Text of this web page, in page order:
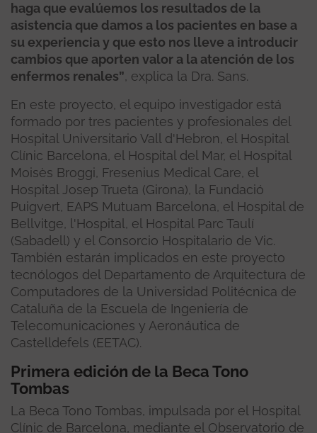
haga que evalúemos los resultados de la
asistencia que damos a los pacientes en base a
su experiencia y que esto nos lleve a introducir
cambios que aporten valor a la atención de los
enfermos renales”, explica la Dra. Sans.
En este proyecto, el equipo investigador está
formado por tres pacientes y profesionales del
Hospital Universitario Vall d'Hebron, el Hospital
Clínic Barcelona, ​​el Hospital del Mar, el Hospital
Moisès Broggi, Fresenius Medical Care, el
Hospital Josep Trueta (Girona), la Fundació
Puigvert, EAPS Mutuam Barcelona, ​​el Hospital de
Bellvitge, l'Hospital, el Hospital Parc Taulí
(Sabadell) y el Consorcio Hospitalario de Vic.
También estarán implicados en este proyecto
tecnólogos del Departamento de Arquitectura de
Computadores de la Universidad Politécnica de
Cataluña de la Escuela de Ingeniería de
Telecomunicaciones y Aeronáutica de
Castelldefels (EETAC).
Primera edición de la Beca Tono
Tombas
La Beca Tono Tombas, impulsada por el Hospital
Clínic de Barcelona, mediante el Observatorio de